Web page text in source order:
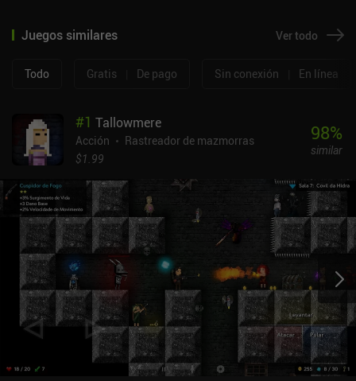
Juegos similares Ver todo
Todo Gratis De pago Sin conexión En línea
#1 Tallowmere
Acción
Rastreador de mazmorras
$1.99
98%
similar